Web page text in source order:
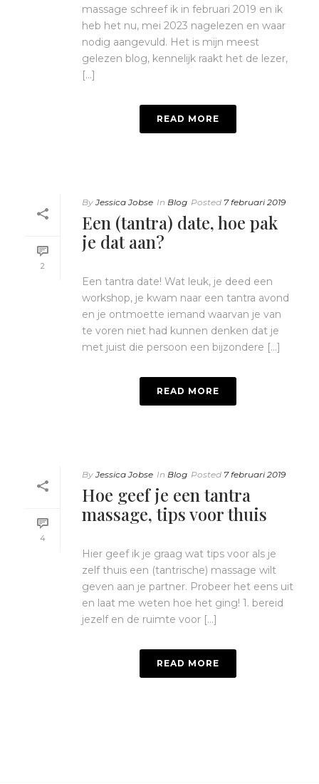
massage schreef ik in februari 2019 en ik
heb het nu, mei 2023 nagelezen en waar
nodig aangevuld. Het is mijn meest
gelezen blog, kennelijk raakt het de lezer,
[...]
READ MORE
2
By Jessica Jobse In Blog Posted 7 februari 2019
Een (tantra) date, hoe pak
je dat aan?
Een tantra date! Wat leuk, je deed een
workshop, je kwam naar een tantra avond
en je ontmoette iemand waarvan je van
te voren niet had kunnen denken dat je
met juist die persoon een bijzondere [...]
READ MORE
4
By Jessica Jobse In Blog Posted 7 februari 2019
Hoe geef je een tantra
massage, tips voor thuis
Hier geef ik je graag wat tips voor als je
zelf thuis een (tantrische) massage wilt
geven aan je partner. Probeer het eens uit
en laat me weten hoe het ging! 1. bereid
jezelf en de ruimte voor [...]
READ MORE